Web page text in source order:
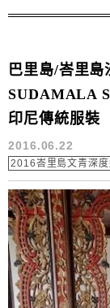
巴里島/峇里島
SUDAMALA
印尼傳統服裝
2016.06.22
2016峇里島文青深